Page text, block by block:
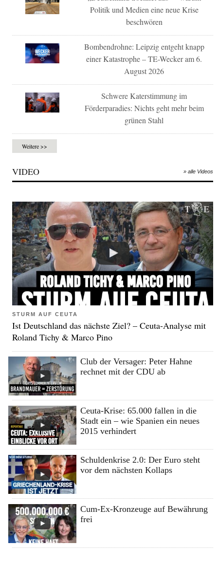
Politik und Medien eine neue Krise
beschwören
Bombendrohne: Leipzig entgeht knapp
einer Katastrophe – TE-Wecker am 6.
August 2026
Schwere Katerstimmung im
Förderparadies: Nichts geht mehr beim
grünen Stahl
Weitere >>
VIDEO » alle Videos
STURM AUF CEUTA
Ist Deutschland das nächste Ziel? – Ceuta-Analyse mit
Roland Tichy & Marco Pino
Club der Versager: Peter Hahne
rechnet mit der CDU ab
Ceuta-Krise: 65.000 fallen in die
Stadt ein – wie Spanien ein neues
2015 verhindert
Schuldenkrise 2.0: Der Euro steht
vor dem nächsten Kollaps
Cum-Ex-Kronzeuge auf Bewährung
frei